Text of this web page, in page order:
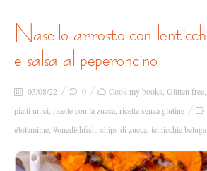
nasello arrosto con lenticchie nere, zucca
e salsa al peperoncino
03/08/22 0 Cook my books Gluten free
piatti unici ricette con la zucca ricette senza glutine
#lolamilne #onedishfish chips di zucca lenticchie beluga